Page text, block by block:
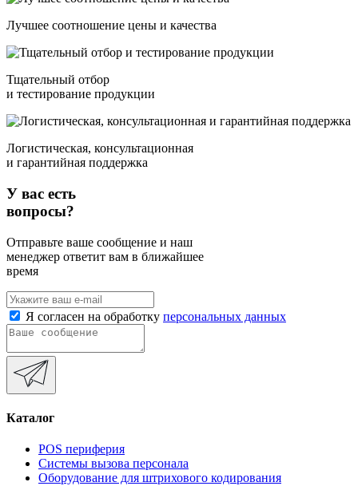
Лучшее соотношение цены и качества
Тщательный отбор
и тестирование продукции
Логистическая, консультационная
и гарантийная поддержка
У вас есть
вопросы?
Отправьте ваше сообщение и наш
менеджер ответит вам в ближайшее
время
Я согласен на обработку персональных данных
Каталог
POS периферия
Системы вызова персонала
Оборудование для штрихового кодирования